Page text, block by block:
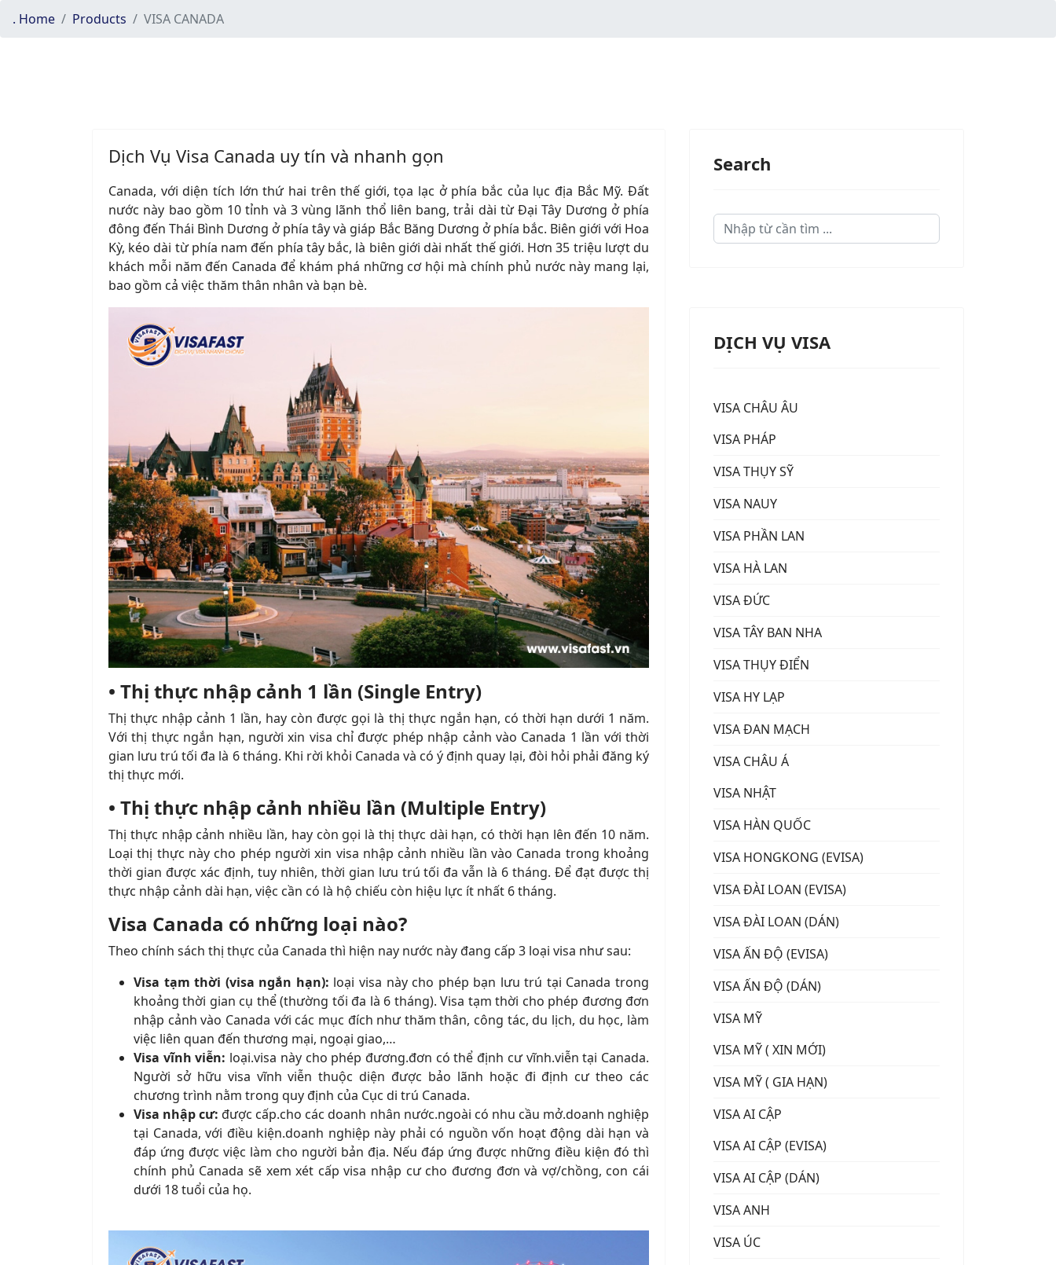
. Home Products VISA CANADA
Dịch Vụ Visa Canada uy tín và nhanh gọn
Canada, với diện tích lớn thứ hai trên thế giới, tọa lạc ở phía bắc của lục địa Bắc Mỹ. Đất
nước này bao gồm 10 tỉnh và 3 vùng lãnh thổ liên bang, trải dài từ Đại Tây Dương ở phía
đông đến Thái Bình Dương ở phía tây và giáp Bắc Băng Dương ở phía bắc. Biên giới với Hoa
Kỳ, kéo dài từ phía nam đến phía tây bắc, là biên giới dài nhất thế giới. Hơn 35 triệu lượt du
khách mỗi năm đến Canada để khám phá những cơ hội mà chính phủ nước này mang lại,
bao gồm cả việc thăm thân nhân và bạn bè.
• Thị thực nhập cảnh 1 lần (Single Entry)
Thị thực nhập cảnh 1 lần, hay còn được gọi là thị thực ngắn hạn, có thời hạn dưới 1 năm.
Với thị thực ngắn hạn, người xin visa chỉ được phép nhập cảnh vào Canada 1 lần với thời
gian lưu trú tối đa là 6 tháng. Khi rời khỏi Canada và có ý định quay lại, đòi hỏi phải đăng ký
thị thực mới.
• Thị thực nhập cảnh nhiều lần (Multiple Entry)
Thị thực nhập cảnh nhiều lần, hay còn gọi là thị thực dài hạn, có thời hạn lên đến 10 năm.
Loại thị thực này cho phép người xin visa nhập cảnh nhiều lần vào Canada trong khoảng
thời gian được xác định, tuy nhiên, thời gian lưu trú tối đa vẫn là 6 tháng. Để đạt được thị
thực nhập cảnh dài hạn, việc cần có là hộ chiếu còn hiệu lực ít nhất 6 tháng.
Visa Canada có những loại nào?
Theo chính sách thị thực của Canada thì hiện nay nước này đang cấp 3 loại visa như sau:
Visa tạm thời (visa ngắn hạn): loại visa này cho phép bạn lưu trú tại Canada trong
khoảng thời gian cụ thể (thường tối đa là 6 tháng). Visa tạm thời cho phép đương đơn
nhập cảnh vào Canada với các mục đích như thăm thân, công tác, du lịch, du học, làm
việc liên quan đến thương mại, ngoại giao,…
Visa vĩnh viễn: loại.visa này cho phép đương.đơn có thể định cư vĩnh.viễn tại Canada.
Người sở hữu visa vĩnh viễn thuộc diện được bảo lãnh hoặc đi định cư theo các
chương trình nằm trong quy định của Cục di trú Canada.
Visa nhập cư: được cấp.cho các doanh nhân nước.ngoài có nhu cầu mở.doanh nghiệp
tại Canada, với điều kiện.doanh nghiệp này phải có nguồn vốn hoạt động dài hạn và
đáp ứng được việc làm cho người bản địa. Nếu đáp ứng được những điều kiện đó thì
chính phủ Canada sẽ xem xét cấp visa nhập cư cho đương đơn và vợ/chồng, con cái
dưới 18 tuổi của họ.
Search
Search
...
DỊCH VỤ VISA
VISA CHÂU ÂU
VISA PHÁP
VISA THỤY SỸ
VISA NAUY
VISA PHẦN LAN
VISA HÀ LAN
VISA ĐỨC
VISA TÂY BAN NHA
VISA THỤY ĐIỂN
VISA HY LẠP
VISA ĐAN MẠCH
VISA CHÂU Á
VISA NHẬT
VISA HÀN QUỐC
VISA HONGKONG (EVISA)
VISA ĐÀI LOAN (EVISA)
VISA ĐÀI LOAN (DÁN)
VISA ẤN ĐỘ (EVISA)
VISA ẤN ĐỘ (DÁN)
VISA MỸ
VISA MỸ ( XIN MỚI)
VISA MỸ ( GIA HẠN)
VISA AI CẬP
VISA AI CẬP (EVISA)
VISA AI CẬP (DÁN)
VISA ANH
VISA ÚC